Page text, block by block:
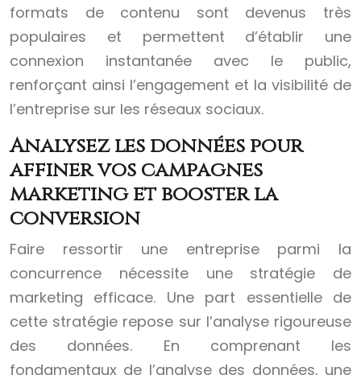
formats de contenu sont devenus très
populaires et permettent d’établir une
connexion instantanée avec le public,
renforçant ainsi l’engagement et la visibilité de
l’entreprise sur les réseaux sociaux.
Analysez les données pour
affiner vos campagnes
marketing et booster la
conversion
Faire ressortir une entreprise parmi la
concurrence nécessite une stratégie de
marketing efficace. Une part essentielle de
cette stratégie repose sur l’analyse rigoureuse
des données. En comprenant les
fondamentaux de l’analyse des données, une